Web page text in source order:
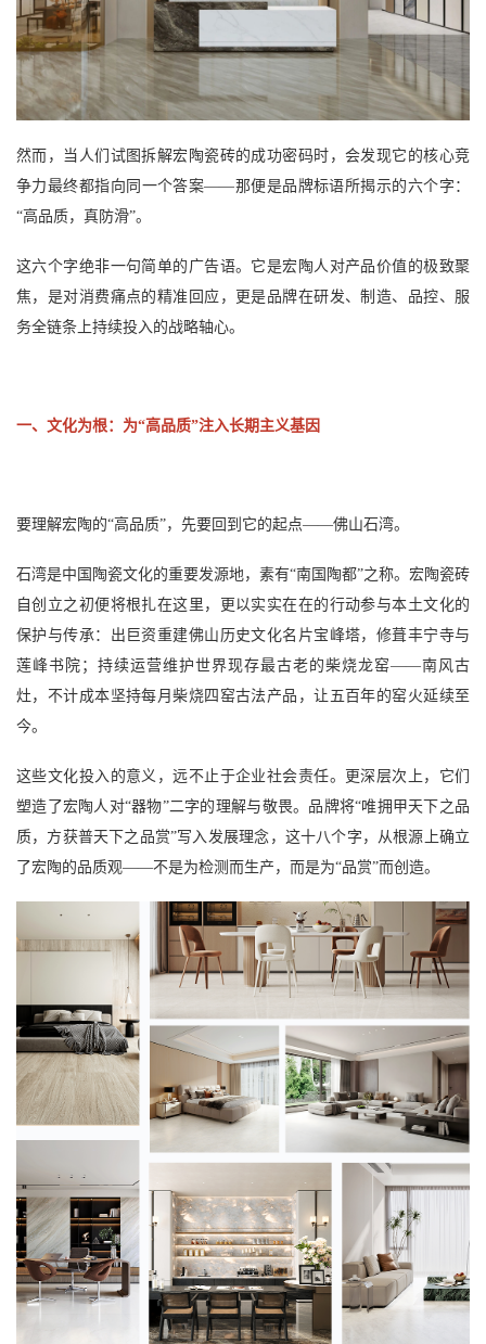
然而，当人们试图拆解宏陶瓷砖的成功密码时，会发现它的核心竞
争力最终都指向同一个答案——那便是品牌标语所揭示的六个字：
“高品质，真防滑”。
这六个字绝非一句简单的广告语。它是宏陶人对产品价值的极致聚
焦，是对消费痛点的精准回应，更是品牌在研发、制造、品控、服
务全链条上持续投入的战略轴心。
一、文化为根：为“高品质”注入长期主义基因
要理解宏陶的“高品质”，先要回到它的起点——佛山石湾。
石湾是中国陶瓷文化的重要发源地，素有“南国陶都”之称。宏陶瓷砖
自创立之初便将根扎在这里，更以实实在在的行动参与本土文化的
保护与传承：出巨资重建佛山历史文化名片宝峰塔，修葺丰宁寺与
莲峰书院；持续运营维护世界现存最古老的柴烧龙窑——南风古
灶，不计成本坚持每月柴烧四窑古法产品，让五百年的窑火延续至
今。
这些文化投入的意义，远不止于企业社会责任。更深层次上，它们
塑造了宏陶人对“器物”二字的理解与敬畏。品牌将“唯拥甲天下之品
质，方获普天下之品赏”写入发展理念，这十八个字，从根源上确立
了宏陶的品质观——不是为检测而生产，而是为“品赏”而创造。